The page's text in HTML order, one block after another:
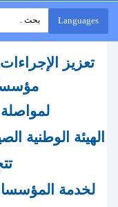
Languages
تعزيز
لمواصلة
الهيئة الوطنية
لخدمة